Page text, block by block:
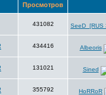
Просмотров
431082
SeeD_[RUS
434416
Albeoris
131021
Sined
355792
HoRRoR